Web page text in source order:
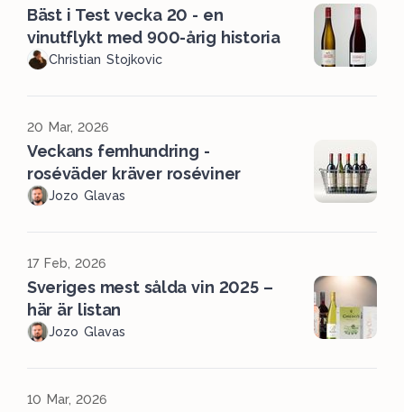
Bäst i Test vecka 20 - en
vinutflykt med 900-årig historia
Christian Stojkovic
20 Mar, 2026
Veckans femhundring -
roséväder kräver roséviner
Jozo Glavas
17 Feb, 2026
Sveriges mest sålda vin 2025 –
här är listan
Jozo Glavas
10 Mar, 2026